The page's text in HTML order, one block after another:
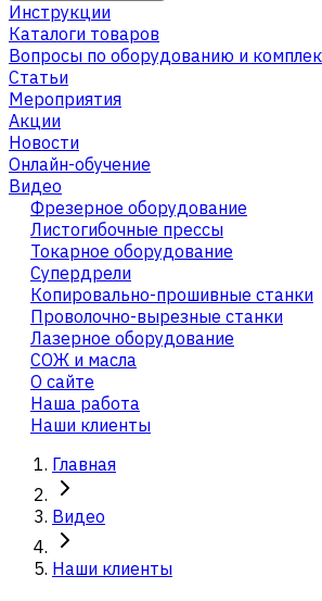
Инструкции
Каталоги товаров
Вопросы по оборудованию и
Статьи
Мероприятия
Акции
Новости
Онлайн-обучение
Видео
Фрезерное оборудование
Листогибочные прессы
Токарное оборудование
Cупердрели
Копировально-прошивные станки
Проволочно-вырезные станки
Лазерное оборудование
СОЖ и масла
О сайте
Наша работа
Наши клиенты
Главная
Видео
Наши клиенты